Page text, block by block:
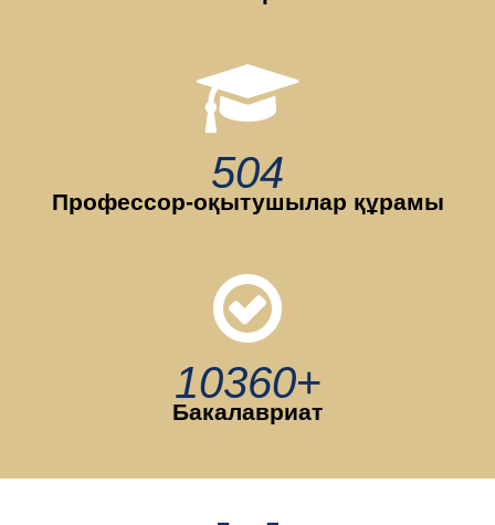
504
Профессор-оқытушылар құрамы
10360+
Бакалавриат